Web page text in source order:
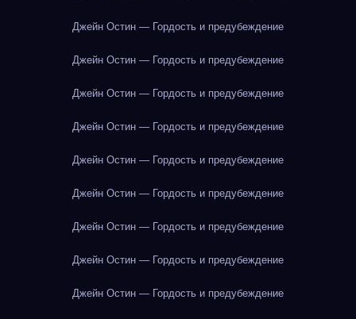
Джейн Остин — Гордость и предубеждение
Джейн Остин — Гордость и предубеждение
Джейн Остин — Гордость и предубеждение
Джейн Остин — Гордость и предубеждение
Джейн Остин — Гордость и предубеждение
Джейн Остин — Гордость и предубеждение
Джейн Остин — Гордость и предубеждение
Джейн Остин — Гордость и предубеждение
Джейн Остин — Гордость и предубеждение